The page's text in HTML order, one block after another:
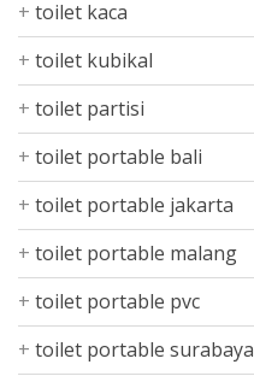
toilet kaca
toilet kubikal
toilet partisi
toilet portable bali
toilet portable jakarta
toilet portable malang
toilet portable pvc
toilet portable surabaya